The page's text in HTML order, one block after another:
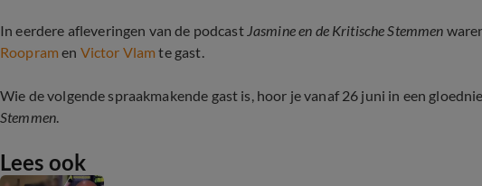
In eerdere afleveringen van de podcast Jasmine en de Kritische Stemmen
Roopram en Victor Vlam te gast.
Wie de volgende spraakmakende gast is, hoor je vanaf 26 juni in een
Stemmen.
Lees ook